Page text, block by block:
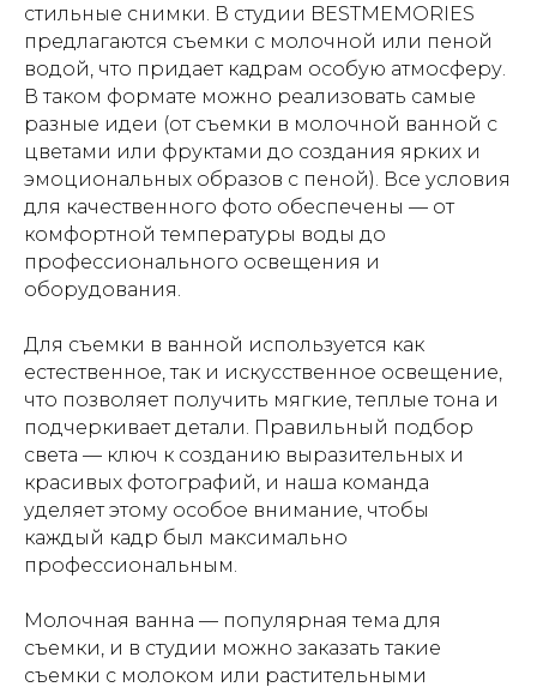
стильные снимки. В студии BESTMEMORIES
предлагаются съемки с молочной или пеной
водой, что придает кадрам особую атмосферу.
В таком формате можно реализовать самые
разные идеи (от съемки в молочной ванной с
цветами или фруктами до создания ярких и
эмоциональных образов с пеной). Все условия
для качественного фото обеспечены — от
комфортной температуры воды до
профессионального освещения и
оборудования.
Для съемки в ванной используется как
естественное, так и искусственное освещение,
что позволяет получить мягкие, теплые тона и
подчеркивает детали. Правильный подбор
света — ключ к созданию выразительных и
красивых фотографий, и наша команда
уделяет этому особое внимание, чтобы
каждый кадр был максимально
профессиональным.
Молочная ванна — популярная тема для
съемки, и в студии можно заказать такие
съемки с молоком или растительными